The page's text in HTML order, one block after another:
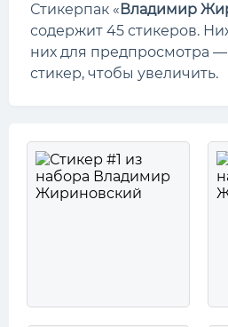
Стикерпак «Владимир
содержит 45 стикеров.
них для предпросмотра —
стикер, чтобы увеличить.